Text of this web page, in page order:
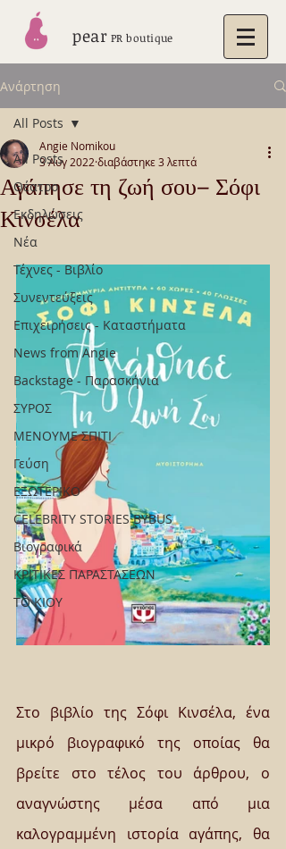
pear PR boutique
Ανάρτηση
All Posts
Θέατρο
Εκδηλώσεις
Νέα
Τέχνες - Βιβλίο
Συνεντεύξεις
Επιχειρήσεις - Καταστήματα
News from Angie
Backstage - Παρασκήνια
ΣΥΡΟΣ
ΜΕΝΟΥΜΕ ΣΠΙΤΙ
Γεύση
ΕΞΩΤΕΡΙΚΟ
CELEBRITY STORIES BYBUS
Βιογραφικά
ΚΡΙΤΙΚΕΣ ΠΑΡΑΣΤΑΣΕΩΝ
ΤΟ ΚΙΟΥ
All Posts
Αγάπησε τη ζωή σου– Σόφι
Κινσέλα
Angie Nomikou
3 Αυγ 2022 διαβάστηκε 3 λεπτά
Στο βιβλίο της Σόφι Κινσέλα, ένα
μικρό βιογραφικό της οποίας θα
βρείτε στο τέλος του άρθρου, ο
αναγνώστης μέσα από μια
καλογραμμένη ιστορία αγάπης, θα